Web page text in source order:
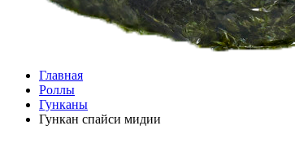
Главная
Роллы
Гунканы
Гункан спайси мидии